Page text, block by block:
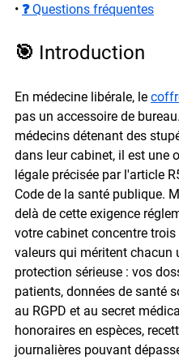
• ❓ Questions fréquentes
🎯 Introduction
En médecine libérale, le
pas un accessoire de
médecins détenant des
dans leur cabinet, il est une
légale précisée par l'article
Code de la santé publique.
delà de cette exigence
votre cabinet concentre trois
valeurs qui méritent chacun
protection sérieuse : vos
patients, données de santé
au RGPD et au secret
honoraires en espèces,
journalières pouvant